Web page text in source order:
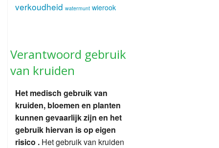
verkoudheid watermunt wierook
Verantwoord gebruik
van kruiden
Het medisch gebruik van
kruiden, bloemen en planten
kunnen gevaarlijk zijn en het
gebruik hiervan is op eigen
risico . Het gebruik van kruiden